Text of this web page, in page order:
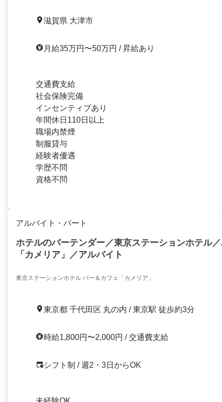
滋賀県 大津市
月給35万円〜50万円 / 昇給あり
交通費支給
社会保険完備
インセンティブあり
年間休日110日以上
職場内禁煙
制服貸与
経験者優遇
学歴不問
資格不問
アルバイト・パート
ホテルのバーテンダー／東京ステーションホテル
「カメリア」／アルバイト
東京ステーションホテル バー＆カフェ「カメリア」
東京都 千代田区 丸の内 / 東京駅 徒歩約3分
時給1,800円〜2,000円 / 交通費支給
シフト制 / 週2・3日からOK